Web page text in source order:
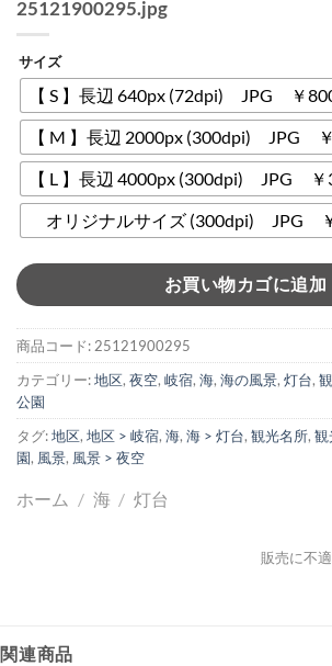
25121900295.jpg
サイズ
【 S 】長辺 640px (72dpi) JPG ￥
【 M 】長辺 2000px (300dpi) JPG
【 L 】長辺 4000px (300dpi) JPG ￥
オリジナルサイズ (300dpi) JPG
お買い物カゴに追加
商品コード:25121900295
カテゴリー:地区, 夜空, 岐宿, 海, 海の風景, 灯台,
公園
タグ:地区, 地区 > 岐宿, 海, 海 > 灯台, 観光名所, 観
園, 風景, 風景 > 夜空
ホーム / 海 / 灯台
販売に不
関連商品